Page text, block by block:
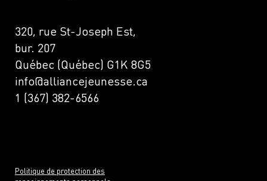
320, rue St-Joseph Est,
bur. 207
Québec (Québec) G1K 8G5
info@alliancejeunesse.ca
1 (367) 382-6566
Politique de protection des